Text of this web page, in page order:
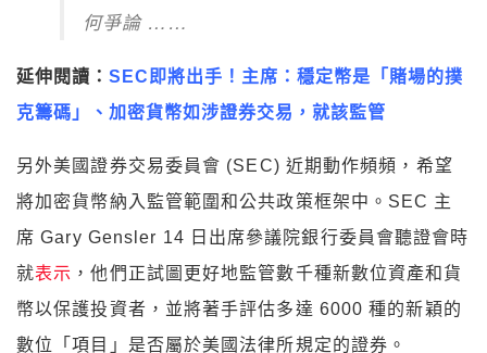
何爭論 ……
延伸閱讀： SEC即將出手！主席：穩定幣是「賭場的撲
克籌碼」、加密貨幣如涉證券交易，就該監管
另外美國證券交易委員會 (SEC) 近期動作頻頻，希望
將加密貨幣納入監管範圍和公共政策框架中。SEC 主
席 Gary Gensler 14 日出席參議院銀行委員會聽證會時
就表示 ，他們正試圖更好地監管數千種新數位資產和貨
幣以保護投資者，並將著手評估多達 6000 種的新穎的
數位「項目」是否屬於美國法律所規定的證券。